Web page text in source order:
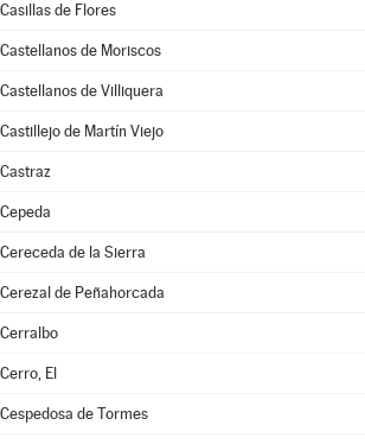
Casillas de Flores
Castellanos de Moriscos
Castellanos de Villiquera
Castillejo de Martín Viejo
Castraz
Cepeda
Cereceda de la Sierra
Cerezal de Peñahorcada
Cerralbo
Cerro, El
Cespedosa de Tormes